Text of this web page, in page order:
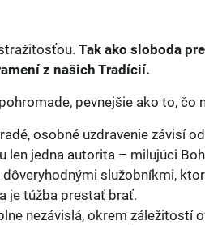
Tak ako sloboda
z našich Tradícií.
pevnejšie ako to, čo
osobné uzdravenie závisí
len jedna autorita – milujúci
služobníkmi,
je túžba prestať brať.
nezávislá, okrem záležitostí